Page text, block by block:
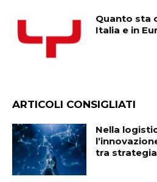
Quanto sta
Italia e in
ARTICOLI CONSIGLIATI
Nella
tra